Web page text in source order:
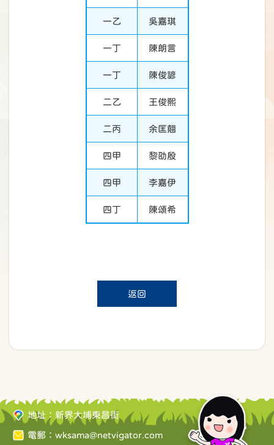
一乙 吳嘉琪
一丁 陳朗言
一丁 陳俊諺
二乙 王俊熙
二丙 余匡翹
四甲 黎劭殷
四甲 李嘉伊
四丁 陳頌希
返回
地址：新界大埔東昌街
電郵： wksama@netvigator.com